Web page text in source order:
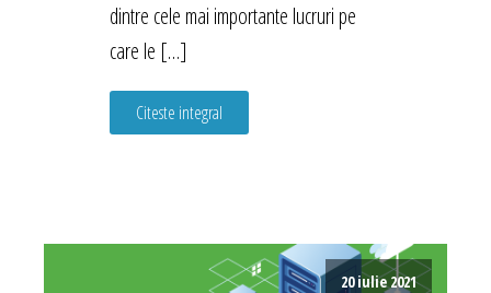
dintre cele mai importante lucruri pe
care le […]
Citeste integral
20 iulie 2021